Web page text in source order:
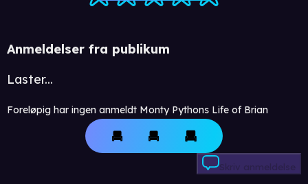
Anmeldelser fra publikum
Laster...
Foreløpig har ingen anmeldt Monty Pythons Life of Brian
Skriv anmeldelse